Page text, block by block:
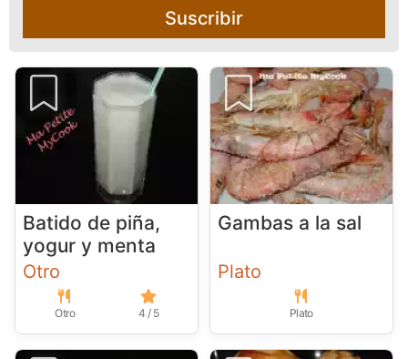
Suscribir
Batido de piña,
yogur y menta
Otro
Otro 4 / 5
Gambas a la sal
Plato
Plato